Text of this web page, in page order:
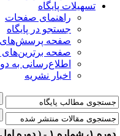
پایگاه
راهنمای صفحات
جستجو در پایگاه
صفحه پرسش‌های متداول
صفحه برترین‌های پایگاه
اطلاع‌رسانی به دوستان
اخبار نشریه